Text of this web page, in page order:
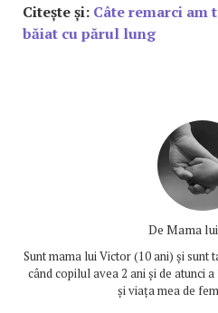
Citește și: Câte remarci am
băiat cu părul lung
De Mama
Sunt mama lui Victor (10 ani) și sunt
când copilul avea 2 ani și de atunci
și viața mea de